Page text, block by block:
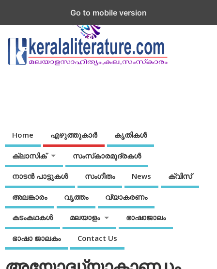
Home എഴുത്തുകാര്‍ കൃതികൾ
ക്ലാസിക് സംസ്‌കാരമുദ്രകള്‍
നാടന്‍ പാട്ടുകള്‍ സംഗീതം News ക്വിസ്
അലങ്കാരം വൃത്തം വ്യാകരണം
കടംകഥകള്‍ മലയാളം ഭാഷാജാലം
ഭാഷാ ജാലകം Contact Us
Go to mobile version